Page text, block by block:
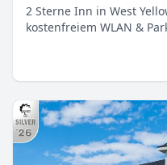
2 Sterne Inn in West
kostenfreiem WLAN &